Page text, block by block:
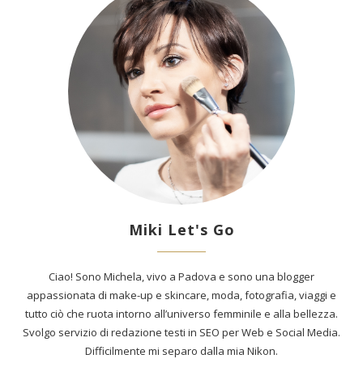
Miki Let's Go
Ciao! Sono Michela, vivo a Padova e sono una blogger
appassionata di make-up e skincare, moda, fotografia, viaggi e
tutto ciò che ruota intorno all’universo femminile e alla bellezza.
Svolgo servizio di redazione testi in SEO per Web e Social Media.
Difficilmente mi separo dalla mia Nikon.